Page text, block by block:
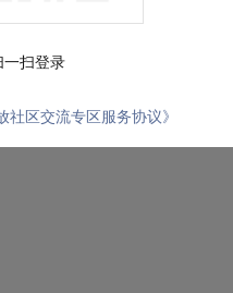
一扫登录
社区交流专区服务协议》